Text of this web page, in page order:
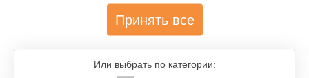
Принять все
Или выбрать по категории: